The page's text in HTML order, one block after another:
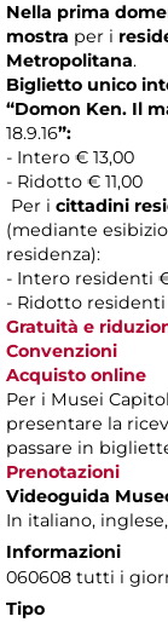
Nella prima
mostra per i
Metropolitana.
Biglietto unico
“Domon Ken. Il
18.9.16”:
- Intero € 13,00
- Ridotto € 11,00
Per i cittadini
(mediante
residenza):
- Intero residenti €
- Ridotto
Gratuità e
Convenzioni
Acquisto online
Per i Musei
presentare la
passare in
Prenotazioni
Videoguida
In italiano,
Informazioni
060608 tutti i
Tipo